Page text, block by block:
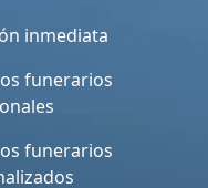
inmediata
funerarios
funerarios